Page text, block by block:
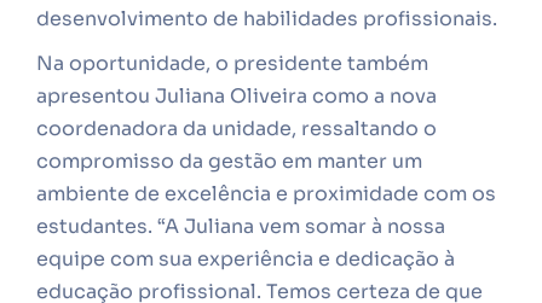
desenvolvimento de habilidades profissionais.
Na oportunidade, o presidente também
apresentou Juliana Oliveira como a nova
coordenadora da unidade, ressaltando o
compromisso da gestão em manter um
ambiente de excelência e proximidade com os
estudantes. “A Juliana vem somar à nossa
equipe com sua experiência e dedicação à
educação profissional. Temos certeza de que